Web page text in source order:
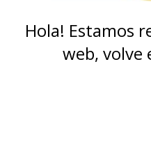
Hola! Estamos
web,